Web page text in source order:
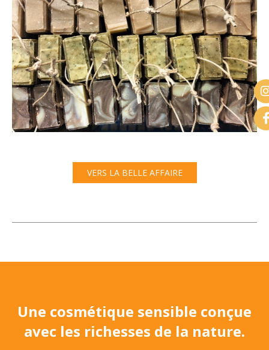
VERS LA BELLE AFFAIRE
Une cosmétique sensible conçue
avec les richesses de la nature.